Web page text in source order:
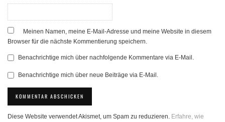
Meinen Namen, meine E-Mail-Adresse und meine Website in diesem
Browser für die nächste Kommentierung speichern.
Benachrichtige mich über nachfolgende Kommentare via E-Mail.
Benachrichtige mich über neue Beiträge via E-Mail.
Diese Website verwendet Akismet, um Spam zu reduzieren. Erfahre, wie